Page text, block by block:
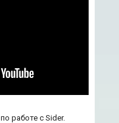
по работе с Sider.